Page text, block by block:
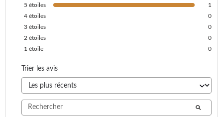
5 étoiles
1
4 étoiles
0
3 étoiles
0
2 étoiles
0
1 étoile 0
Trier les avis